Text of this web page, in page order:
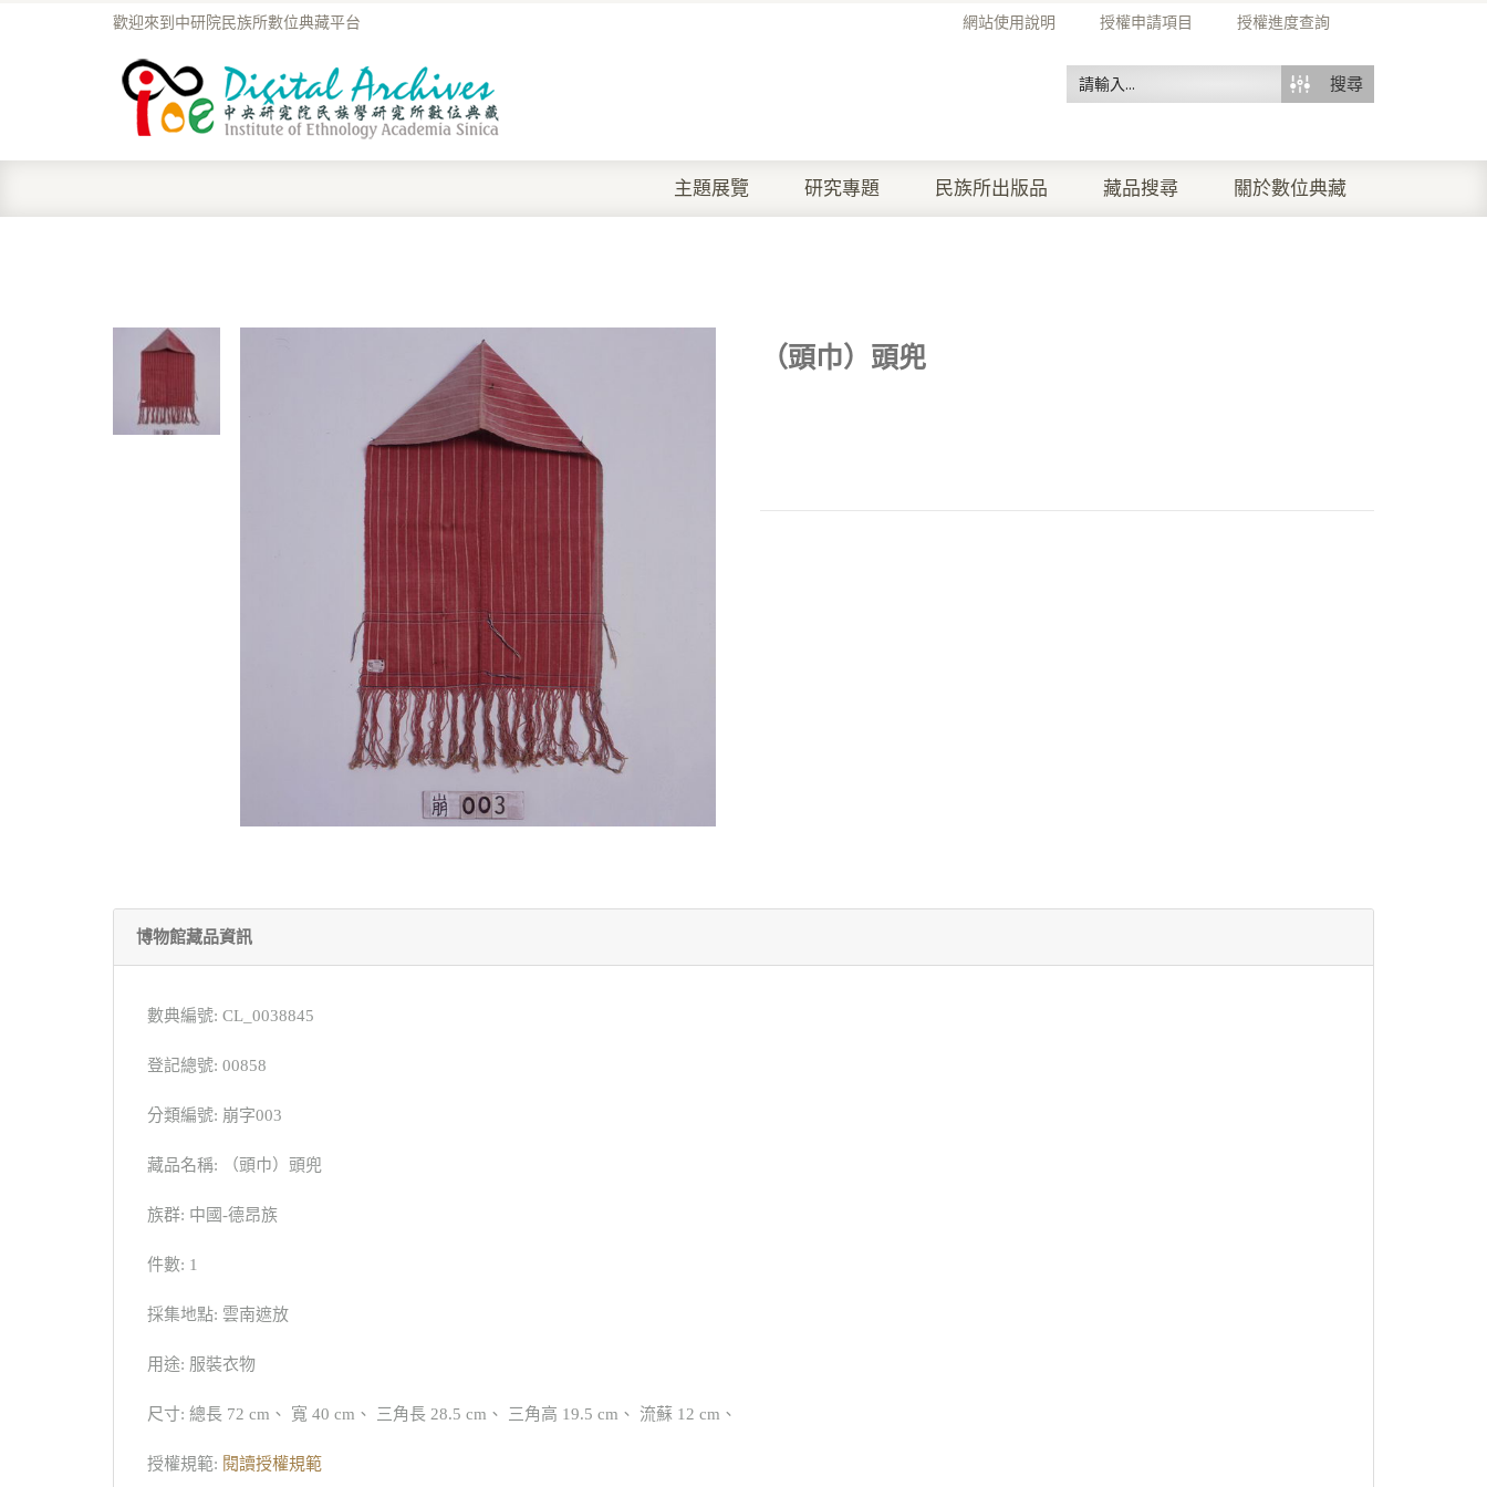
網站使用說明 授權申請項目 授權進度查詢
歡迎來到中研院民族所數位典藏平台
搜尋
主題展覽 研究專題 民族所出版品 藏品搜尋 關於數位典藏
（頭巾）頭兜
博物館藏品資訊
數典編號: CL_0038845
登記總號: 00858
分類編號: 崩字003
藏品名稱: （頭巾）頭兜
族群: 中國-德昂族
件數: 1
採集地點: 雲南遮放
用途: 服裝衣物
尺寸: 總長 72 cm、 寬 40 cm、 三角長 28.5 cm、 三角高 19.5 cm、 流蘇 12 cm、
授權規範: 閱讀授權規範